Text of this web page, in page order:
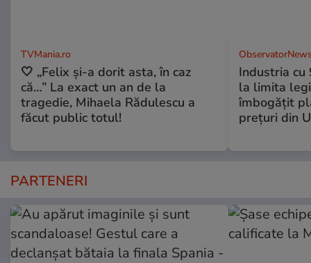
TVMania.ro
🤍 „Felix și-a dorit asta, în caz
că…” La exact un an de la
tragedie, Mihaela Rădulescu a
făcut public totul!
Industria
la limita
îmbogăţit
preţuri din
PARTENERI